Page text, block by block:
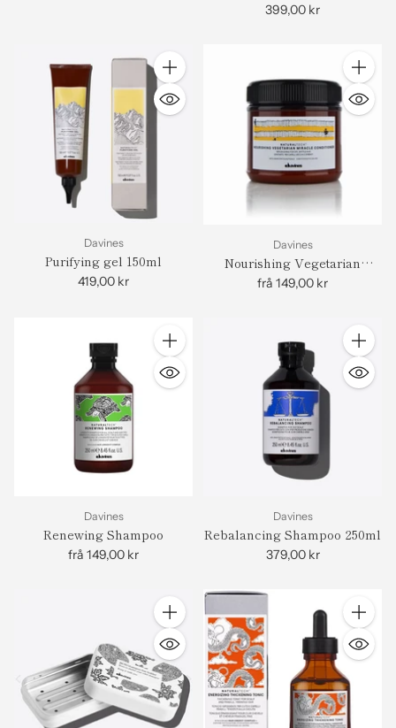
399,00 kr
Antall
Davines
Purifying gel 150ml
419,00 kr
Antall
Davines
Nourishing Vegetarian
Miracle Conditioner
frå 149,00 kr
Antall
Davines
Renewing Shampoo
frå 149,00 kr
Antall
Davines
Rebalancing Shampoo 250ml
379,00 kr
Antall Antall